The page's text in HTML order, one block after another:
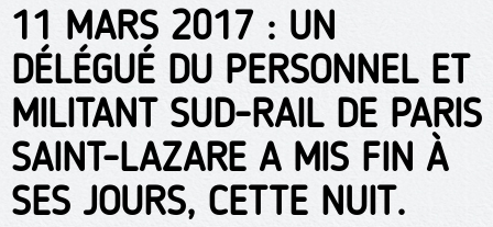
11 MARS 2017 : UN
DÉLÉGUÉ DU PERSONNEL ET
MILITANT SUD-RAIL DE PARIS
SAINT-LAZARE A MIS FIN À
SES JOURS, CETTE NUIT.